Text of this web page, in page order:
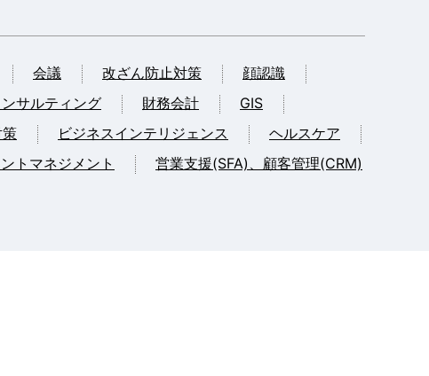
会議 改ざん防止対策
顔認識
ンサルティング 財務会計
GIS
ビジネスインテリジェンス
ヘルスケア
トマネジメント
営業支援(SFA)、顧客管理(CRM)